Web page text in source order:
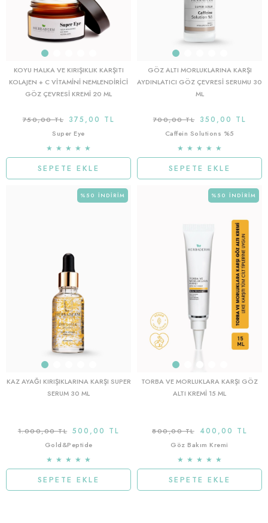
KOYU HALKA VE KIRIŞIKLIK KARŞITI
KOLAJEN + C VITAMINI NEMLENDIRICI
GÖZ ÇEVRESI KREMI 20 ML
375,00 TL
750,00 TL
Super Eye
★ ★ ★ ★ ★
SEPETE EKLE
GÖZ ALTI MORLUKLARINA KARŞI
AYDINLATICI GÖZ ÇEVRESI SERUMU 30
ML
350,00 TL
700,00 TL
Caffein Solutions %5
★ ★ ★ ★ ★
SEPETE EKLE
KAZ AYAĞI KIRIŞIKLARINA KARŞI SUPER
SERUM 30 ML
500,00 TL
1.000,00 TL
Gold&Peptide
★ ★ ★ ★ ★
SEPETE EKLE
%50 İNDIRIM
TORBA VE MORLUKLARA KARŞI GÖZ
ALTI KREMI 15 ML
400,00 TL
800,00 TL
Göz Bakım Kremi
★ ★ ★ ★ ★
SEPETE EKLE
%50 İNDIRIM